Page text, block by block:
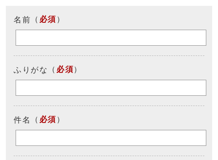
名前 （ 必須 ）
ふりがな （ 必須）
件名 （ 必須 ）